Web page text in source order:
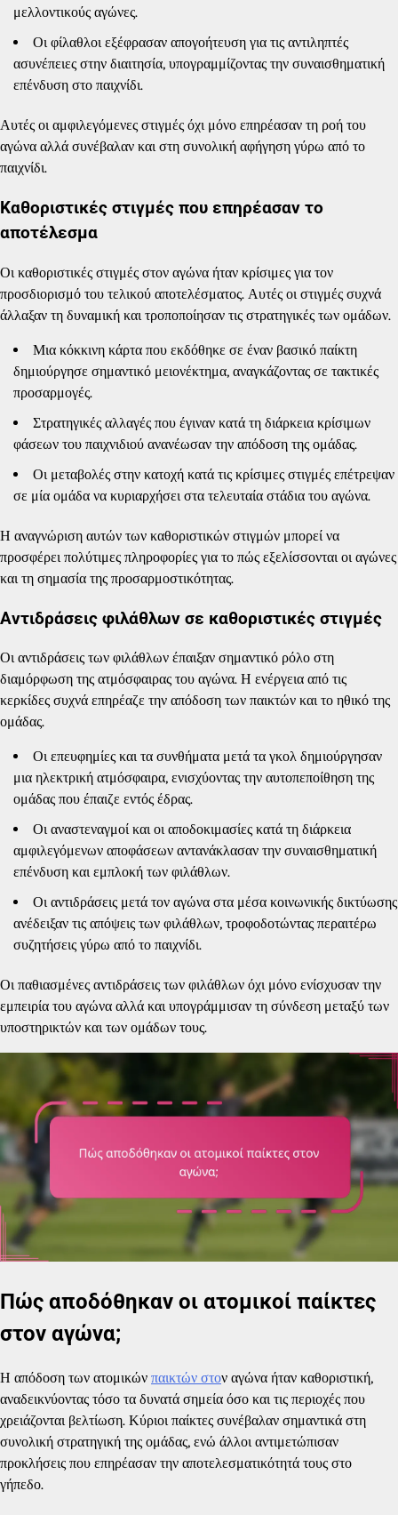
μελλοντικούς αγώνες.
Οι φίλαθλοι εξέφρασαν απογοήτευση για τις αντιληπτές
ασυνέπειες στην διαιτησία, υπογραμμίζοντας την συναισθηματική
επένδυση στο παιχνίδι.
Αυτές οι αμφιλεγόμενες στιγμές όχι μόνο επηρέασαν τη ροή του
αγώνα αλλά συνέβαλαν και στη συνολική αφήγηση γύρω από το
παιχνίδι.
Καθοριστικές στιγμές που επηρέασαν το
αποτέλεσμα
Οι καθοριστικές στιγμές στον αγώνα ήταν κρίσιμες για τον
προσδιορισμό του τελικού αποτελέσματος. Αυτές οι στιγμές συχνά
άλλαξαν τη δυναμική και τροποποίησαν τις στρατηγικές των ομάδων.
Μια κόκκινη κάρτα που εκδόθηκε σε έναν βασικό παίκτη
δημιούργησε σημαντικό μειονέκτημα, αναγκάζοντας σε τακτικές
προσαρμογές.
Στρατηγικές αλλαγές που έγιναν κατά τη διάρκεια κρίσιμων
φάσεων του παιχνιδιού ανανέωσαν την απόδοση της ομάδας.
Οι μεταβολές στην κατοχή κατά τις κρίσιμες στιγμές επέτρεψαν
σε μία ομάδα να κυριαρχήσει στα τελευταία στάδια του αγώνα.
Η αναγνώριση αυτών των καθοριστικών στιγμών μπορεί να
προσφέρει πολύτιμες πληροφορίες για το πώς εξελίσσονται οι αγώνες
και τη σημασία της προσαρμοστικότητας.
Αντιδράσεις φιλάθλων σε καθοριστικές στιγμές
Οι αντιδράσεις των φιλάθλων έπαιξαν σημαντικό ρόλο στη
διαμόρφωση της ατμόσφαιρας του αγώνα. Η ενέργεια από τις
κερκίδες συχνά επηρέαζε την απόδοση των παικτών και το ηθικό της
ομάδας.
Οι επευφημίες και τα συνθήματα μετά τα γκολ δημιούργησαν
μια ηλεκτρική ατμόσφαιρα, ενισχύοντας την αυτοπεποίθηση της
ομάδας που έπαιζε εντός έδρας.
Οι αναστεναγμοί και οι αποδοκιμασίες κατά τη διάρκεια
αμφιλεγόμενων αποφάσεων αντανάκλασαν την συναισθηματική
επένδυση και εμπλοκή των φιλάθλων.
Οι αντιδράσεις μετά τον αγώνα στα μέσα κοινωνικής δικτύωσης
ανέδειξαν τις απόψεις των φιλάθλων, τροφοδοτώντας περαιτέρω
συζητήσεις γύρω από το παιχνίδι.
Οι παθιασμένες αντιδράσεις των φιλάθλων όχι μόνο ενίσχυσαν την
εμπειρία του αγώνα αλλά και υπογράμμισαν τη σύνδεση μεταξύ των
υποστηρικτών και των ομάδων τους.
Πώς αποδόθηκαν οι ατομικοί παίκτες
στον αγώνα;
Η απόδοση των ατομικών παικτών στον αγώνα ήταν καθοριστική,
αναδεικνύοντας τόσο τα δυνατά σημεία όσο και τις περιοχές που
χρειάζονται βελτίωση. Κύριοι παίκτες συνέβαλαν σημαντικά στη
συνολική στρατηγική της ομάδας, ενώ άλλοι αντιμετώπισαν
προκλήσεις που επηρέασαν την αποτελεσματικότητά τους στο
γήπεδο.